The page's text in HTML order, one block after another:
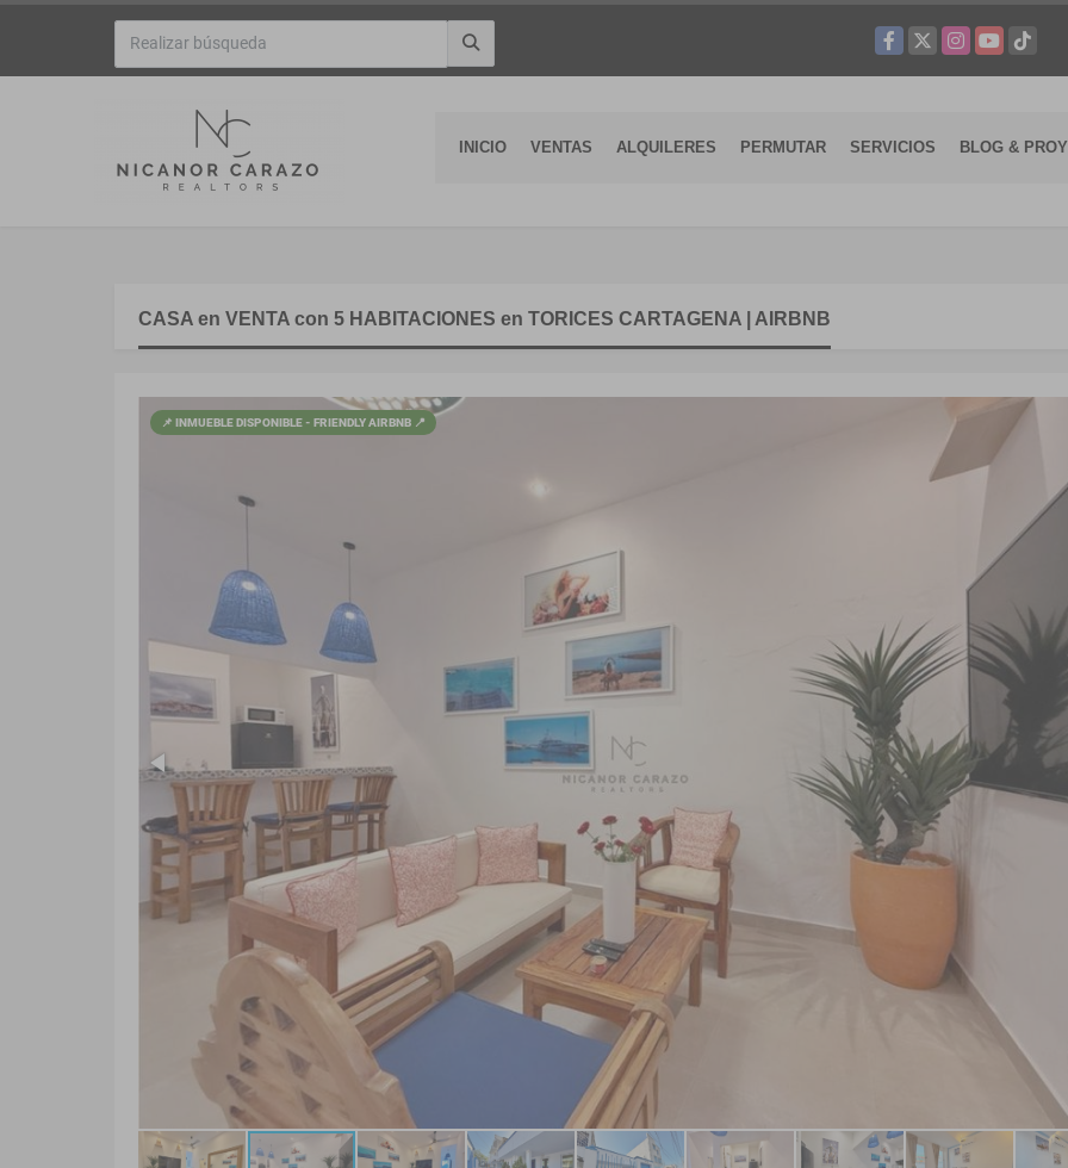
Facebook
X Instagram
YouTubeTikTok
INICIO VENTAS ALQUILERES PERMUTAR SERVICIOS BLOG &
CASA en VENTA con 5 HABITACIONES en TORICES CARTAGENA | AIRBNB
📌 INMUEBLE DISPONIBLE - FRIENDLY AIRBNB 📍